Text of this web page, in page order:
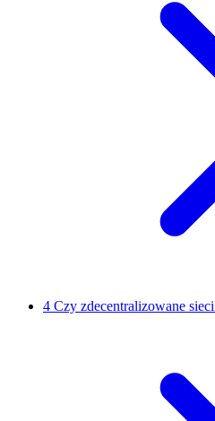
4 Czy zdecentralizowane